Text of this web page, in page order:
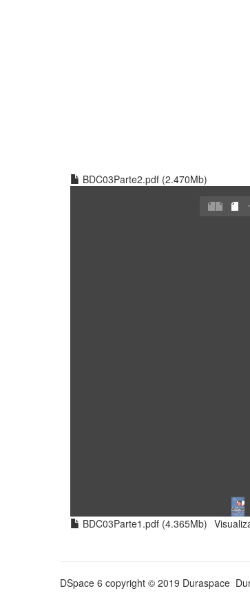
BDC03Parte2.pdf (2.470Mb)
BDC03Parte1.pdf (4.365Mb)
DSpace 6 copyright © 2019 Duraspace